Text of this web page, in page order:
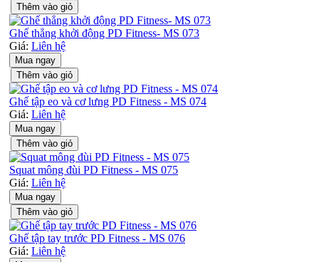
Thêm vào giỏ
Ghế thẳng khởi động PD Fitness- MS 073
Giá: Liên hệ
Mua ngay
Thêm vào giỏ
Ghế tập eo và cơ lưng PD Fitness - MS 074
Giá: Liên hệ
Mua ngay
Thêm vào giỏ
Squat mông đùi PD Fitness - MS 075
Giá: Liên hệ
Mua ngay
Thêm vào giỏ
Ghế tập tay trước PD Fitness - MS 076
Giá: Liên hệ